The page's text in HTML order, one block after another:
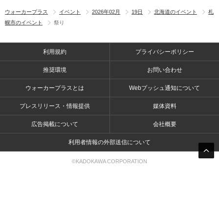
ウォーカープラス イベント 2026年02月 19日 北海道のイベント
札
幌市のイベント
祭り
利用規約 プライバシーポリシー
推奨環境 お問い合わせ
ウォーカープラスとは Webプッシュ通知について
プレスリリース・情報提供 媒体資料
広告掲載について 会社概要
利用者情報の外部送信について
©KADOKAWA CORPORATION